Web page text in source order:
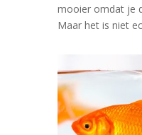
mooier omdat je
Maar het is niet